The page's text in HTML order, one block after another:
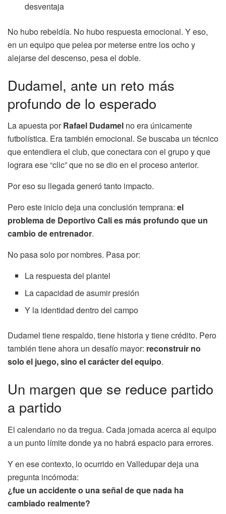
desventaja
No hubo rebeldía. No hubo respuesta emocional. Y eso,
en un equipo que pelea por meterse entre los ocho y
alejarse del descenso, pesa el doble.
Dudamel, ante un reto más
profundo de lo esperado
La apuesta porRafael Dudamel no era únicamente
futbolística. Era también emocional. Se buscaba un técnico
que entendiera el club, que conectara con el grupo y que
lograra ese “clic” que no se dio en el proceso anterior.
Por eso su llegada generó tanto impacto.
Pero este inicio deja una conclusión temprana: el
problema de Deportivo Cali es más profundo que un
cambio de entrenador.
No pasa solo por nombres. Pasa por:
La respuesta del plantel
La capacidad de asumir presión
Y la identidad dentro del campo
Dudamel tiene respaldo, tiene historia y tiene crédito. Pero
también tiene ahora un desafío mayor: reconstruir no
solo el juego, sino el carácter del equipo.
Un margen que se reduce partido
a partido
El calendario no da tregua. Cada jornada acerca al equipo
a un punto límite donde ya no habrá espacio para errores.
Y en ese contexto, lo ocurrido en Valledupar deja una
pregunta incómoda:
¿fue un accidente o una señal de que nada ha
cambiado realmente?